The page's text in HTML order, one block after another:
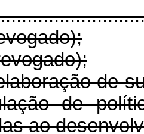
de
de
ao